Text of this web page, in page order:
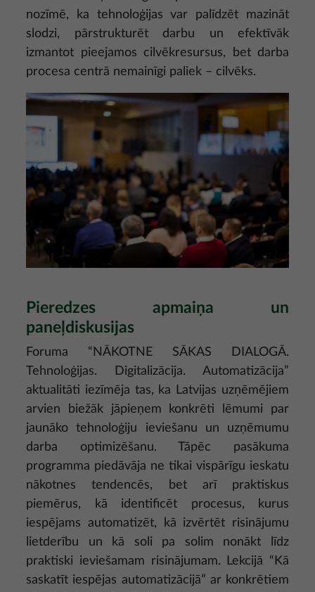
nozīmē, ka tehnoloģijas var palīdzēt mazināt
slodzi, pārstrukturēt darbu un efektīvāk
izmantot pieejamos cilvēkresursus, bet darba
procesa centrā nemainīgi paliek – cilvēks.
Attēls
Pieredzes apmaiņa un
paneļdiskusijas
Foruma “NĀKOTNE SĀKAS DIALOGĀ.
Tehnoloģijas. Digitalizācija. Automatizācija”
aktualitāti iezīmēja tas, ka Latvijas uzņēmējiem
arvien biežāk jāpieņem konkrēti lēmumi par
jaunāko tehnoloģiju ieviešanu un uzņēmumu
darba optimizēšanu. Tāpēc pasākuma
programma piedāvāja ne tikai vispārīgu ieskatu
nākotnes tendencēs, bet arī praktiskus
piemērus, kā identificēt procesus, kurus
iespējams automatizēt, kā izvērtēt risinājumu
lietderību un kā soli pa solim nonākt līdz
praktiski ieviešamam risinājumam. Lekcijā “Kā
saskatīt iespējas automatizācijā” ar konkrētiem